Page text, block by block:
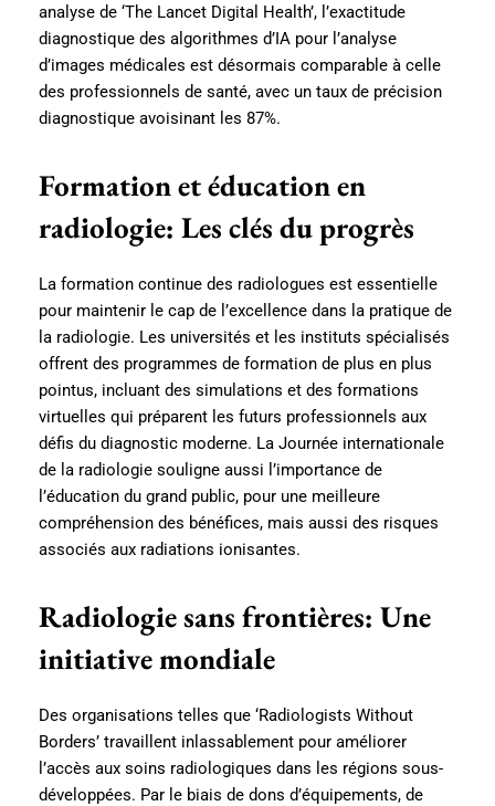
analyse de ‘The Lancet Digital Health’, l’exactitude
diagnostique des algorithmes d’IA pour l’analyse
d’images médicales est désormais comparable à celle
des professionnels de santé, avec un taux de précision
diagnostique avoisinant les 87%.
Formation et éducation en
radiologie: Les clés du progrès
La formation continue des radiologues est essentielle
pour maintenir le cap de l’excellence dans la pratique de
la radiologie. Les universités et les instituts spécialisés
offrent des programmes de formation de plus en plus
pointus, incluant des simulations et des formations
virtuelles qui préparent les futurs professionnels aux
défis du diagnostic moderne. La Journée internationale
de la radiologie souligne aussi l’importance de
l’éducation du grand public, pour une meilleure
compréhension des bénéfices, mais aussi des risques
associés aux radiations ionisantes.
Radiologie sans frontières: Une
initiative mondiale
Des organisations telles que ‘Radiologists Without
Borders’ travaillent inlassablement pour améliorer
l’accès aux soins radiologiques dans les régions sous-
développées. Par le biais de dons d’équipements, de